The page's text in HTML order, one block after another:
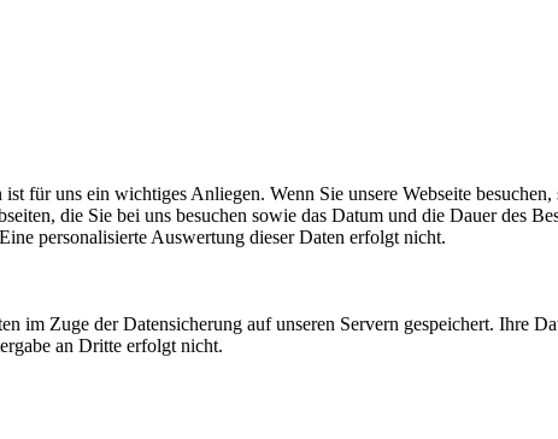
für uns ein wichtiges Anliegen. Wenn Sie unsere Webseite
die Sie bei uns besuchen sowie das Datum und die Dauer des
personalisierte Auswertung dieser Daten erfolgt nicht.
im Zuge der Datensicherung auf unseren Servern gespeichert. Ihre
an Dritte erfolgt nicht.